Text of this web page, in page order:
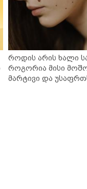
როდის არის ხალი
როგორია მისი
მარტივი და